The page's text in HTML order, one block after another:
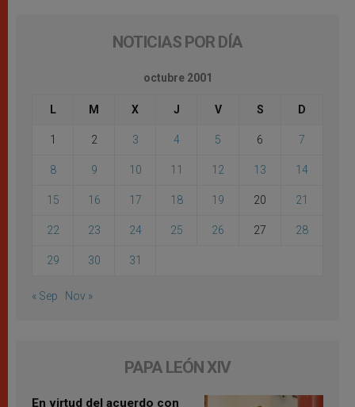
NOTICIAS POR DÍA
octubre 2001
L M X J V S D
1 2 3 4 5 6 7
8 9 10 11 12 13 14
15 16 17 18 19 20 21
22 23 24 25 26 27 28
29 30 31
« Sep Nov »
PAPA LEÓN XIV
En virtud del acuerdo con